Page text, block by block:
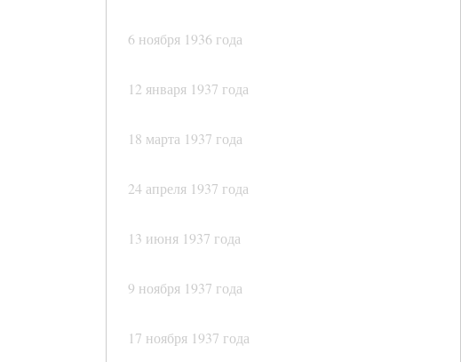
6 ноября 1936 года
12 января 1937 года
18 марта 1937 года
24 апреля 1937 года
13 июня 1937 года
9 ноября 1937 года
17 ноября 1937 года